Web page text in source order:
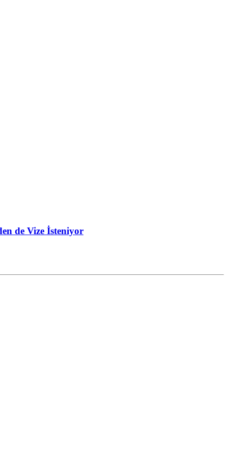
de Vize İsteniyor